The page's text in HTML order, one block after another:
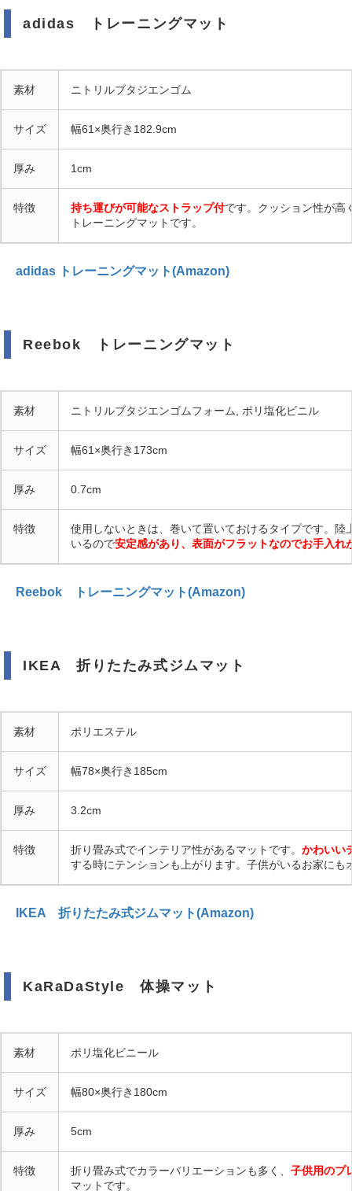
adidas トレーニングマット
素材 ニトリルブタジエンゴム
サイズ 幅61×奥行き182.9cm
厚み 1cm
特徴 持ち運びが可能なストラップ付です。クッション性が高
トレーニングマットです。
adidas トレーニングマット(Amazon)
Reebok トレーニングマット
素材 ニトリルブタジエンゴムフォーム, ポリ塩化ビニル
サイズ 幅61×奥行き173cm
厚み 0.7cm
特徴
使用しないときは、巻いて置いておけるタイプです。陸
いるので安定感があり、表面がフラットなのでお手入れ
Reebok トレーニングマット(Amazon)
IKEA 折りたたみ式ジムマット
素材 ポリエステル
サイズ 幅78×奥行き185cm
厚み 3.2cm
特徴 折り畳み式でインテリア性があるマットです。 かわいい
する時にテンションも上がります。子供がいるお家にも
IKEA 折りたたみ式ジムマット(Amazon)
KaRaDaStyle 体操マット
素材 ポリ塩化ビニール
サイズ 幅80×奥行き180cm
厚み 5cm
特徴 折り畳み式でカラーバリエーションも多く、 子供用のプ
マットです。